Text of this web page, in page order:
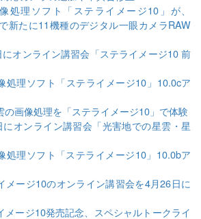
処理ソフト「ステライメージ10」が、
新たに11機種のデジタル一眼カメラRAW
オンライン講習会「ステライメージ10 前
処理ソフト「ステライメージ10」10.0cア
の画像処理を「ステライメージ10」で体験
にオンライン講習会「光害地での星雲・星
処理ソフト「ステライメージ10」10.0bア
メージ10のオンライン講習会を4月26日に
メージ10発売記念、スペシャルトークライ